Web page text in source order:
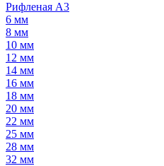
Рифленая А3
6 мм
8 мм
10 мм
12 мм
14 мм
16 мм
18 мм
20 мм
22 мм
25 мм
28 мм
32 мм